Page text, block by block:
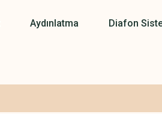
Aydınlatma Diafon